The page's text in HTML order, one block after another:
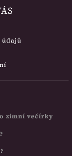
údajů
zimní večírky